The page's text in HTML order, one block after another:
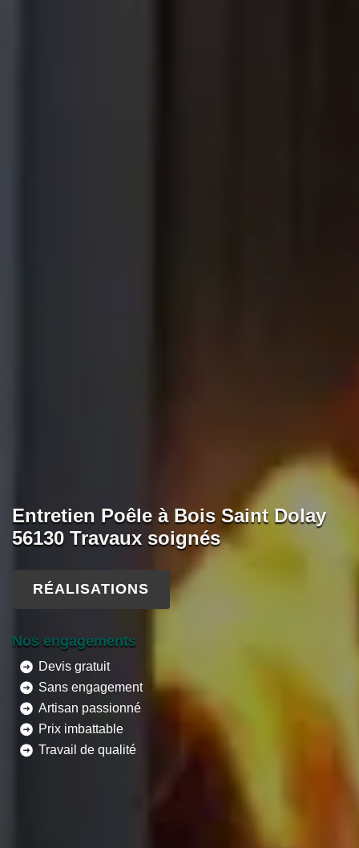
Entretien Poêle à Bois Saint Dolay
56130 Travaux soignés
RÉALISATIONS
Nos engagements
Devis gratuit
Sans engagement
Artisan passionné
Prix imbattable
Travail de qualité